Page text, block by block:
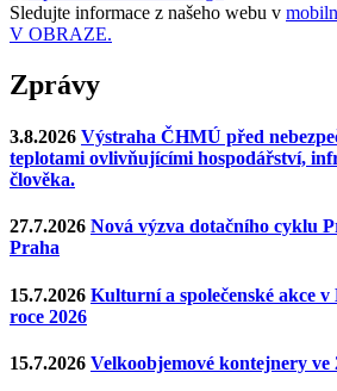
Sledujte informace z našeho webu v
V OBRAZE.
Zprávy
3.8.2026 Výstraha ČHMÚ před
teplotami ovlivňujícími hospodářství,
člověka.
27.7.2026 Nová výzva dotačního cyklu
Praha
15.7.2026 Kulturní a společenské akce
roce 2026
15.7.2026 Velkoobjemové kontejnery ve